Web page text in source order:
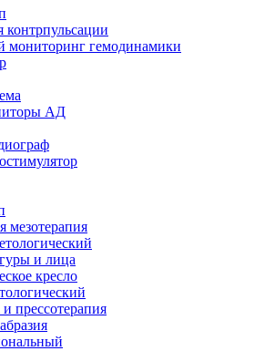
контрпульсации
мониторинг гемодинамики
АД
мезотерапия
и лица
кресло
прессотерапия